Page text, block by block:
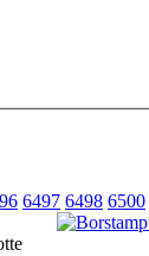
6497 6498 6500